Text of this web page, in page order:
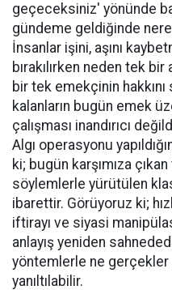
geçeceksiniz' yönünde
gündeme geldiğinde
İnsanlar işini, aşını
bırakılırken neden tek bir
bir tek emekçinin
kalanların bugün emek
çalışması inandırıcı
Algı operasyonu
ki; bugün karşımıza
söylemlerle yürütülen
ibarettir. Görüyoruz ki;
iftirayı ve siyasi
anlayış yeniden
yöntemlerle ne gerçekler
yanıltılabilir.